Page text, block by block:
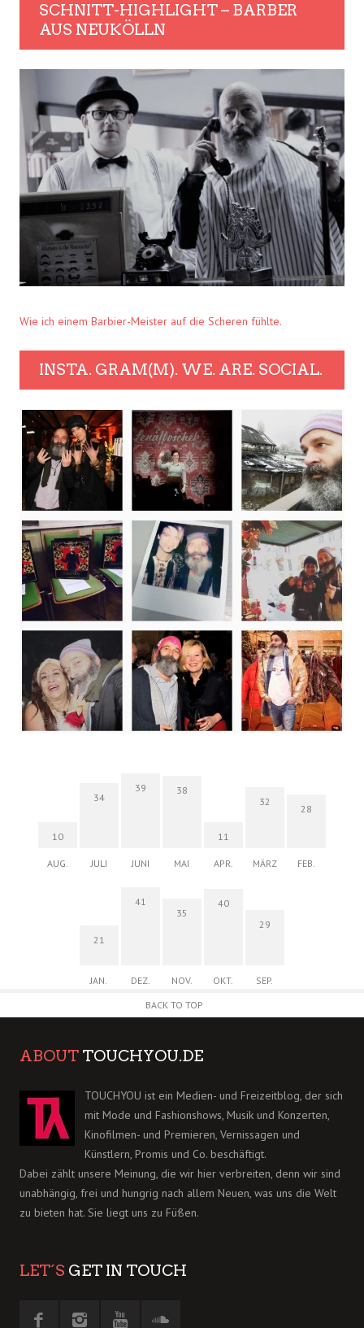
SCHNITT-HIGHLIGHT – BARBER
AUS NEUKÖLLN
Wie ich einem Barbier-Meister auf die Scheren fühlte.
INSTA. GRAM(M). WE. ARE. SOCIAL.
10
AUG.
34
JULI
39
JUNI
38
MAI
11
APR.
32
MÄRZ
28
FEB.
21
JAN.
41
DEZ.
35
NOV.
40
OKT.
29
SEP.
BACK TO TOP
ABOUT TOUCHYOU.DE
TOUCHYOU ist ein Medien- und Freizeitblog, der sich
mit Mode und Fashionshows, Musik und Konzerten,
Kinofilmen- und Premieren, Vernissagen und
Künstlern, Promis und Co. beschäftigt.
Dabei zählt unsere Meinung, die wir hier verbreiten, denn wir sind
unabhängig, frei und hungrig nach allem Neuen, was uns die Welt
zu bieten hat. Sie liegt uns zu Füßen.
LET´S GET IN TOUCH